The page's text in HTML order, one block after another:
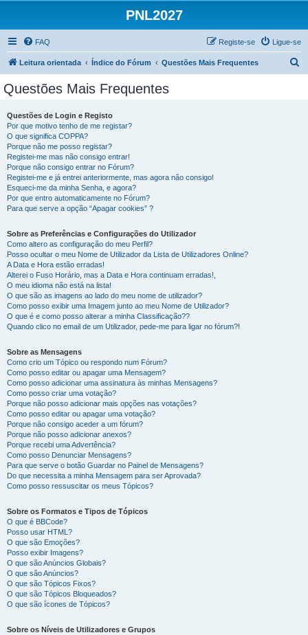
PNL2027
FAQ Ligue-se
Registe-se
Leitura orientada Índice do Fórum Questões Mais Frequentes
Questões Mais Frequentes
Questões de Login e Registo
Por que motivo tenho de me registar?
O que significa COPPA?
Porque não me posso registar?
Registei-me mas não consigo entrar!
Porque não consigo entrar no Fórum?
Registei-me e já entrei anteriormente, mas agora não consigo!
Esqueci-me da minha Senha, e agora?
Por que entro automaticamente no Fórum?
Para que serve a opção “Apagar cookies” ?
Sobre as Preferências e Configurações do Utilizador
Como altero as configuração do meu Perfil?
Posso ocultar o meu Nome de Utilizador da Lista de Utilizadores Online?
A Data e Hora estão erradas!
Alterei o Fuso Horário, mas a Data e Hora continuam erradas!,
O meu idioma não está na lista!
O que são as imagens ao lado do meu nome de utilizador?
Como posso exibir uma Imagem junto ao meu Nome de Utilizador?
O que é e como posso alterar a minha Classificação??
Quando clico no email de um Utilizador, pede-me para ligar no fórum?!
Sobre as Mensagens
Como crio um Tópico ou respondo num Fórum?
Como posso editar ou apagar uma Mensagem?
Como posso adicionar uma assinatura às minhas Mensagens?
Como posso criar uma votação?
Porque não posso adicionar mais opções nas votações?
Como posso editar ou apagar uma votação?
Porque não consigo aceder a um fórum?
Porque não posso adicionar anexos?
Porque recebi uma Advertência?
Como posso Denunciar Mensagens?
Para que serve o botão Guardar no Painel de Mensagens?
Do que necessita a minha Mensagem para ser Aprovada?
Como posso ressuscitar os meus Tópicos?
Sobre os Formatos e Tipos de Tópicos
O que é BBCode?
Posso usar HTML?
O que são Emoções?
Posso exibir Imagens?
O que são Anúncios Globais?
O que são Anúncios?
O que são Tópicos Fixos?
O que são Tópicos Bloqueados?
O que são ícones de Tópicos?
Sobre os Níveis de Utilizadores e Grupos